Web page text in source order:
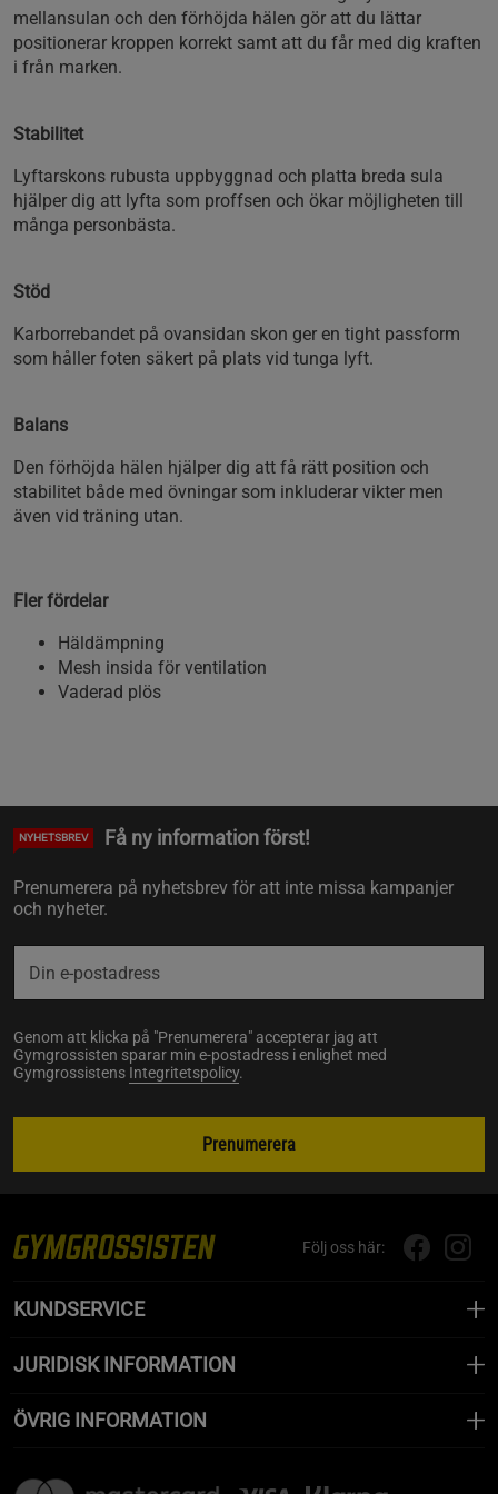
mellansulan och den förhöjda hälen gör att du lättar
positionerar kroppen korrekt samt att du får med dig kraften
i från marken.
Stabilitet
Lyftarskons rubusta uppbyggnad och platta breda sula
hjälper dig att lyfta som proffsen och ökar möjligheten till
många personbästa.
Stöd
Karborrebandet på ovansidan skon ger en tight passform
som håller foten säkert på plats vid tunga lyft.
Balans
Den förhöjda hälen hjälper dig att få rätt position och
stabilitet både med övningar som inkluderar vikter men
även vid träning utan.
Fler fördelar
Häldämpning
Mesh insida för ventilation
Vaderad plös
NYHETSBREV Få ny information först!
Prenumerera på nyhetsbrev för att inte missa kampanjer
och nyheter.
Genom att klicka på "Prenumerera" accepterar jag att
Gymgrossisten sparar min e-postadress i enlighet med
Gymgrossistens Integritetspolicy.
Prenumerera
Följ oss här:
KUNDSERVICE
JURIDISK INFORMATION
ÖVRIG INFORMATION